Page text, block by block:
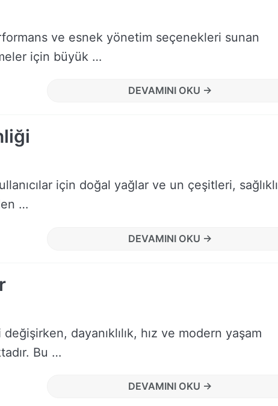
ve esnek yönetim seçenekleri sunan
için büyük …
DEVAMINI OKU →
için doğal yağlar ve un çeşitleri, sağlıklı
…
DEVAMINI OKU →
dayanıklılık, hız ve modern yaşam
Bu …
DEVAMINI OKU →